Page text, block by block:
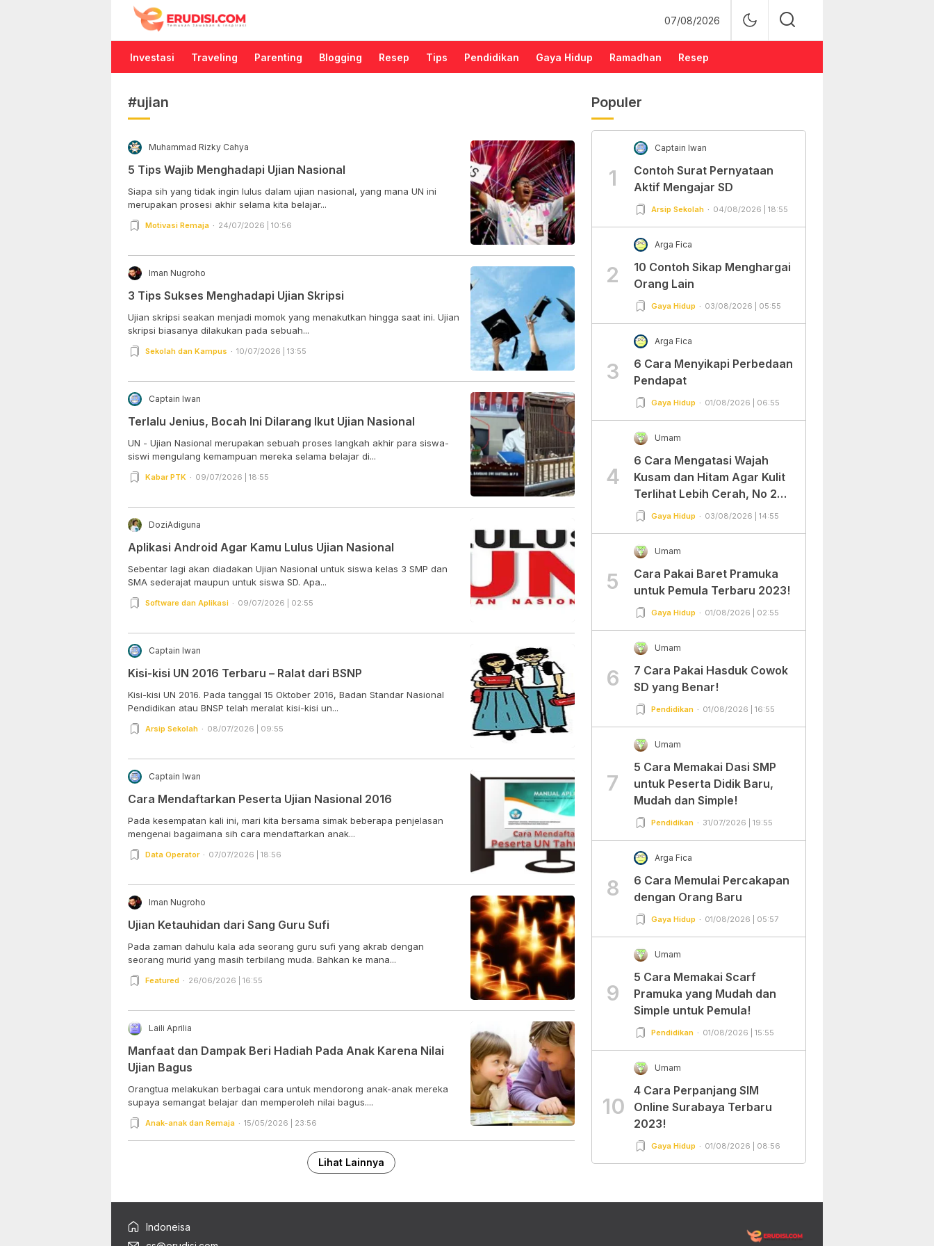
Erudisi
Temukan Jawaban dan Inspirasi
07/08/2026
Investasi Traveling Parenting Blogging Resep Tips Pendidikan Gaya Hidup Ramadhan Resep
#ujian
Muhammad Rizky Cahya
5 Tips Wajib Menghadapi Ujian Nasional
Siapa sih yang tidak ingin lulus dalam ujian nasional, yang mana UN ini
merupakan prosesi akhir selama kita belajar...
Motivasi Remaja 24/07/2026 | 10:56
Iman Nugroho
3 Tips Sukses Menghadapi Ujian Skripsi
Ujian skripsi seakan menjadi momok yang menakutkan hingga saat ini. Ujian
skripsi biasanya dilakukan pada sebuah...
Sekolah dan Kampus 10/07/2026 | 13:55
Captain Iwan
Terlalu Jenius, Bocah Ini Dilarang Ikut Ujian Nasional
UN - Ujian Nasional merupakan sebuah proses langkah akhir para siswa-
siswi mengulang kemampuan mereka selama belajar di...
Kabar PTK 09/07/2026 | 18:55
DoziAdiguna
Aplikasi Android Agar Kamu Lulus Ujian Nasional
Sebentar lagi akan diadakan Ujian Nasional untuk siswa kelas 3 SMP dan
SMA sederajat maupun untuk siswa SD. Apa...
Software dan Aplikasi 09/07/2026 | 02:55
Captain Iwan
Kisi-kisi UN 2016 Terbaru – Ralat dari BSNP
Kisi-kisi UN 2016. Pada tanggal 15 Oktober 2016, Badan Standar Nasional
Pendidikan atau BNSP telah meralat kisi-kisi un...
Arsip Sekolah 08/07/2026 | 09:55
Captain Iwan
Cara Mendaftarkan Peserta Ujian Nasional 2016
Pada kesempatan kali ini, mari kita bersama simak beberapa penjelasan
mengenai bagaimana sih cara mendaftarkan anak...
Data Operator 07/07/2026 | 18:56
Iman Nugroho
Ujian Ketauhidan dari Sang Guru Sufi
Pada zaman dahulu kala ada seorang guru sufi yang akrab dengan
seorang murid yang masih terbilang muda. Bahkan ke mana...
Featured 26/06/2026 | 16:55
Laili Aprilia
Manfaat dan Dampak Beri Hadiah Pada Anak Karena Nilai
Ujian Bagus
Orangtua melakukan berbagai cara untuk mendorong anak-anak mereka
supaya semangat belajar dan memperoleh nilai bagus....
Anak-anak dan Remaja 15/05/2026 | 23:56
Lihat Lainnya
Populer
1
Captain Iwan
Contoh Surat Pernyataan
Aktif Mengajar SD
Arsip Sekolah 04/08/2026 | 18:55
2
Arga Fica
10 Contoh Sikap Menghargai
Orang Lain
Gaya Hidup 03/08/2026 | 05:55
3
Arga Fica
6 Cara Menyikapi Perbedaan
Pendapat
Gaya Hidup 01/08/2026 | 06:55
4
Umam
6 Cara Mengatasi Wajah
Kusam dan Hitam Agar Kulit
Terlihat Lebih Cerah, No 2
Gampang Banget dan Mudah
Gaya Hidup 03/08/2026 | 14:55
5
Umam
Cara Pakai Baret Pramuka
untuk Pemula Terbaru 2023!
Gaya Hidup 01/08/2026 | 02:55
6
Umam
7 Cara Pakai Hasduk Cowok
SD yang Benar!
Pendidikan 01/08/2026 | 16:55
7
Umam
5 Cara Memakai Dasi SMP
untuk Peserta Didik Baru,
Mudah dan Simple!
Pendidikan 31/07/2026 | 19:55
8
Arga Fica
6 Cara Memulai Percakapan
dengan Orang Baru
Gaya Hidup 01/08/2026 | 05:57
9
Umam
5 Cara Memakai Scarf
Pramuka yang Mudah dan
Simple untuk Pemula!
Pendidikan 01/08/2026 | 15:55
10
Umam
4 Cara Perpanjang SIM
Online Surabaya Terbaru
2023!
Gaya Hidup 01/08/2026 | 08:56
Indoneisa